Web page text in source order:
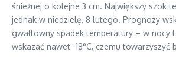
śnieżnej o kolejne 3 cm. Największy szok
jednak w niedzielę, 8 lutego. Prognozy
gwałtowny spadek temperatury – w nocy
wskazać nawet -18°C, czemu towarzyszyć